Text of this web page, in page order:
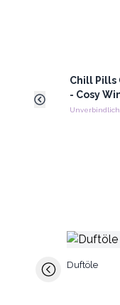
Chill Pills
- Cosy
Duftöle